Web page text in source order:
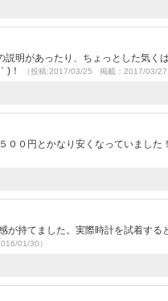
明があったり、ちょっとした気く
)！
（投稿:2017/03/25 掲載：2017/03/27
０円とかなり安くなっていました
が持てました。実際時計を試着す
01/30）